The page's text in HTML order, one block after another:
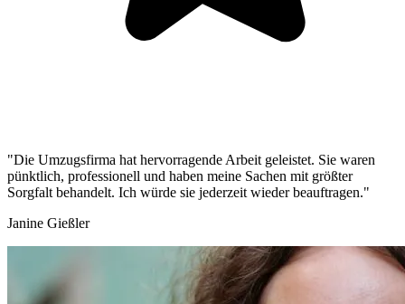
"Die Umzugsfirma hat hervorragende Arbeit geleistet. Sie waren
pünktlich, professionell und haben meine Sachen mit größter
Sorgfalt behandelt. Ich würde sie jederzeit wieder beauftragen."
Janine Gießler